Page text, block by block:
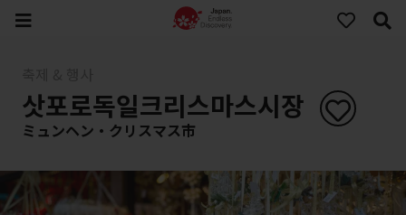
삿포로독일크리스마스시장
ミュンヘン・クリスマス市